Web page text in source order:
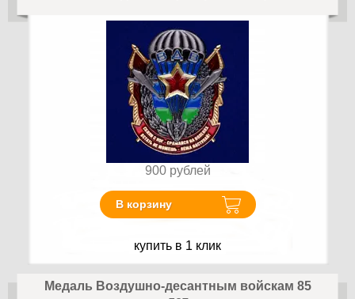
900 рублей
В корзину
купить в 1 клик
Медаль Воздушно-десантным войскам 85